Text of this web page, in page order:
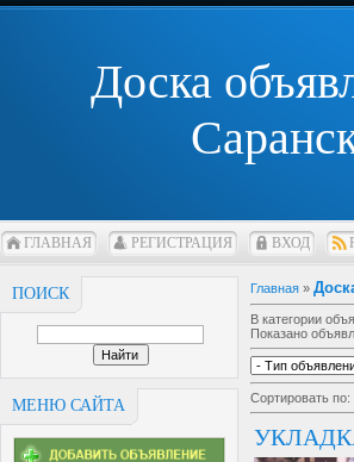
Доска
ГЛАВНАЯ РЕГИСТРАЦИЯ ВХОД
ПОИСК
МЕНЮ САЙТА
Главная »
В категории
Показано
Сортировать по: